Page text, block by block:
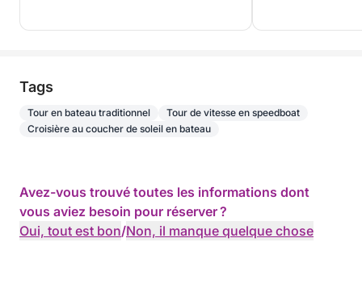
Tags
Tour en bateau traditionnel
Tour de vitesse en speedboat
Croisière au coucher de soleil en bateau
Avez-vous trouvé toutes les informations dont
vous aviez besoin pour réserver ?
Oui, tout est bon/Non, il manque quelque chose